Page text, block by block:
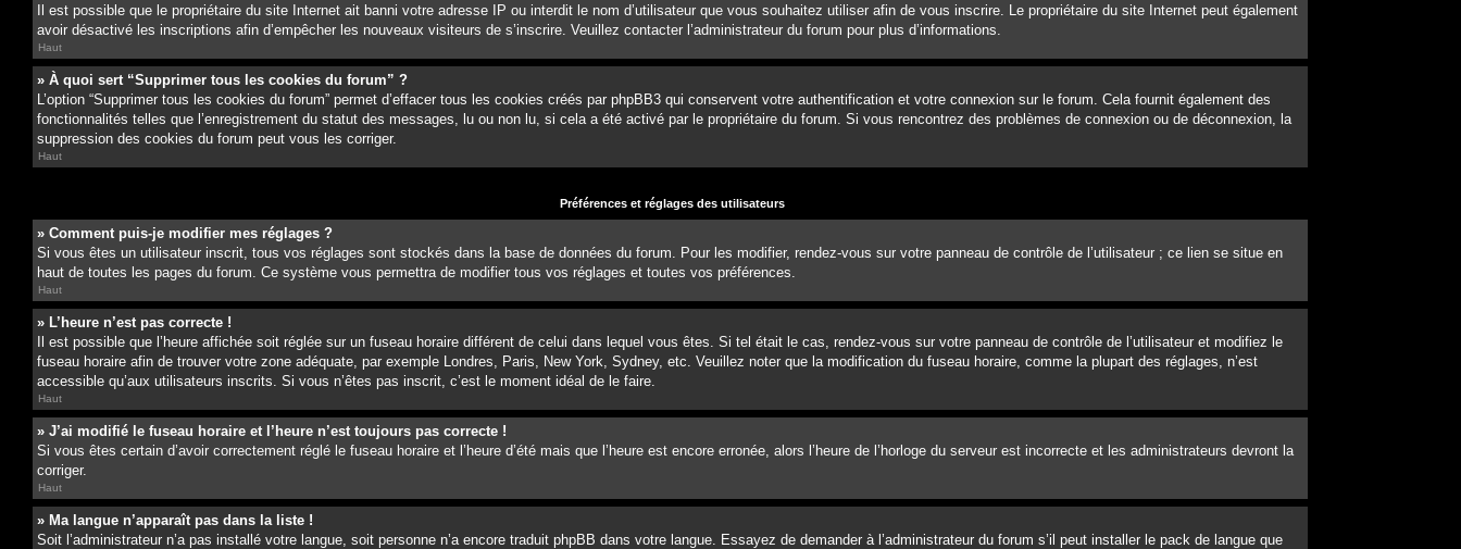
Il est possible que le propriétaire du site Internet ait banni votre adresse IP ou interdit le nom d’utilisateur que vous souhaitez utiliser afin de vous inscrire. Le propriétaire du site Internet peut également
avoir désactivé les inscriptions afin d’empêcher les nouveaux visiteurs de s’inscrire. Veuillez contacter l’administrateur du forum pour plus d’informations.
Haut
» À quoi sert “Supprimer tous les cookies du forum” ?
L’option “Supprimer tous les cookies du forum” permet d’effacer tous les cookies créés par phpBB3 qui conservent votre authentification et votre connexion sur le forum. Cela fournit également des
fonctionnalités telles que l’enregistrement du statut des messages, lu ou non lu, si cela a été activé par le propriétaire du forum. Si vous rencontrez des problèmes de connexion ou de déconnexion, la
suppression des cookies du forum peut vous les corriger.
Haut
Préférences et réglages des utilisateurs
» Comment puis-je modifier mes réglages ?
Si vous êtes un utilisateur inscrit, tous vos réglages sont stockés dans la base de données du forum. Pour les modifier, rendez-vous sur votre panneau de contrôle de l’utilisateur ; ce lien se situe en
haut de toutes les pages du forum. Ce système vous permettra de modifier tous vos réglages et toutes vos préférences.
Haut
» L’heure n’est pas correcte !
Il est possible que l’heure affichée soit réglée sur un fuseau horaire différent de celui dans lequel vous êtes. Si tel était le cas, rendez-vous sur votre panneau de contrôle de l’utilisateur et modifiez le
fuseau horaire afin de trouver votre zone adéquate, par exemple Londres, Paris, New York, Sydney, etc. Veuillez noter que la modification du fuseau horaire, comme la plupart des réglages, n’est
accessible qu’aux utilisateurs inscrits. Si vous n’êtes pas inscrit, c’est le moment idéal de le faire.
Haut
» J’ai modifié le fuseau horaire et l’heure n’est toujours pas correcte !
Si vous êtes certain d’avoir correctement réglé le fuseau horaire et l’heure d’été mais que l’heure est encore erronée, alors l’heure de l’horloge du serveur est incorrecte et les administrateurs devront la
corriger.
Haut
» Ma langue n’apparaît pas dans la liste !
Soit l’administrateur n’a pas installé votre langue, soit personne n’a encore traduit phpBB dans votre langue. Essayez de demander à l’administrateur du forum s’il peut installer le pack de langue que